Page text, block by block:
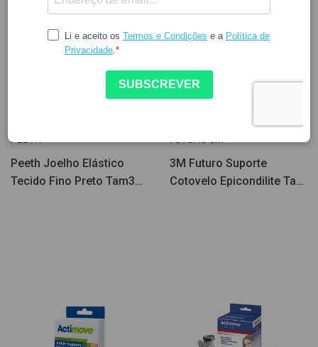
PEETH
Peeth Joelho Elástico
Tecido Fino Preto Tam3
3M Futuro Suporte
Cotovelo Epicondilite Tam